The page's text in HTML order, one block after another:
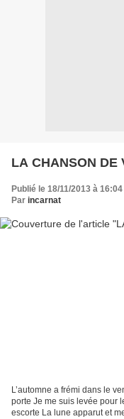
LA CHANSON DE
Publié le 18/11/2013 à 16:04
Par incarnat
L’automne a frémi dans le
porte Je me suis levée pour
escorte La lune apparut et